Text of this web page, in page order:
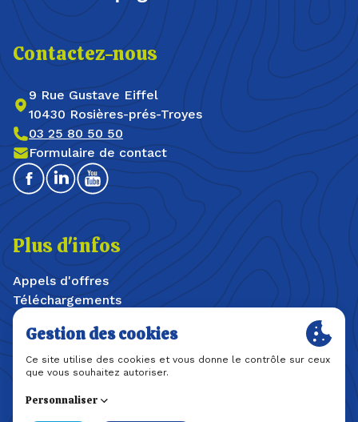
Contactez-nous
9 Rue Gustave Eiffel
10430 Rosières-prés-Troyes
03 25 80 50 50
Formulaire de contact
FacebookLinkedinYoutube
Plus d'infos
Appels d'offres
Téléchargements
Offres d'emploi / stages
Plan du site
Mentions légales